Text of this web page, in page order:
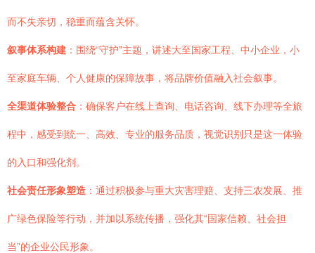
而不失亲切，稳重而蕴含关怀。
叙事体系构建 ：围绕“守护”主题，讲述大至国家工程、中小企业，小
至家庭车辆、个人健康的保障故事，将品牌价值融入社会叙事。
全渠道体验整合 ：确保客户在线上查询、电话咨询、线下办理等全旅
程中，感受到统一、高效、专业的服务品质，视觉识别只是这一体验
的入口和强化剂。
社会责任形象塑造 ：通过积极参与重大灾害理赔、支持三农发展、推
广绿色保险等行动，并加以系统传播，强化其“国家信赖、社会担
当”的企业公民形象。